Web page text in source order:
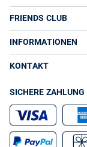
FRIENDS CLUB
INFORMATIONEN
KONTAKT
SICHERE ZAHLUNG